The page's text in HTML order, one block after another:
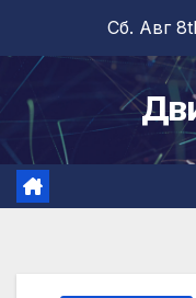
содержимому
Сб. Авг